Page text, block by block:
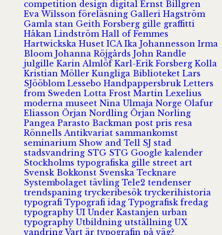
competition design digital Ernst Billgren
Eva Wilsson föreläsning Galleri Hagström
Gamla stan Geith Forsberg gille graffitti
Håkan Lindström Hall of Femmes
Hartwickska Huset ICA Ika Johannesson Irma
Bloom Johanna Röjgårds John Randle
julgille Karin Almlöf Karl-Erik Forsberg Kolla
Kristian Möller Kungliga Biblioteket Lars
SJööblom Lessebo Handpappersbruk Letters
from Sweden Lotta Frost Martin Lexelius
moderna museet Nina Ulmaja Norge Olafur
Eliasson Örjan Nordling Örjan Norling
Pangea Parasto Backman post pris resa
Rönnells Antikvariat sammankomst
seminarium Show and Tell SJ stad
stadsvandring STG STG Google kalender
Stockholms typografiska gille street art
Svensk Bokkonst Svenska Tecknare
Systembolaget tävling Tele2 tendenser
trendspaning tryckeribesök tryckerihistoria
typografi Typografi idag Typografisk fredag
typography UI Under Kastanjen urban
typography Utbildning utställning UX
vandring Vart är typografin på väg?